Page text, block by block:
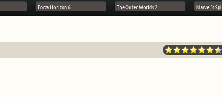
Forza Horizon 6 The Outer Worlds 2 Marvel's